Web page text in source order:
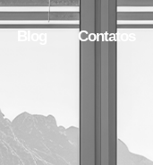
Contatos